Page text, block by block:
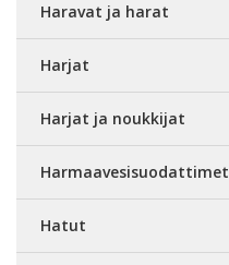
Haravat ja harat
Harjat
Harjat ja noukkijat
Harmaavesisuodattimet
Hatut